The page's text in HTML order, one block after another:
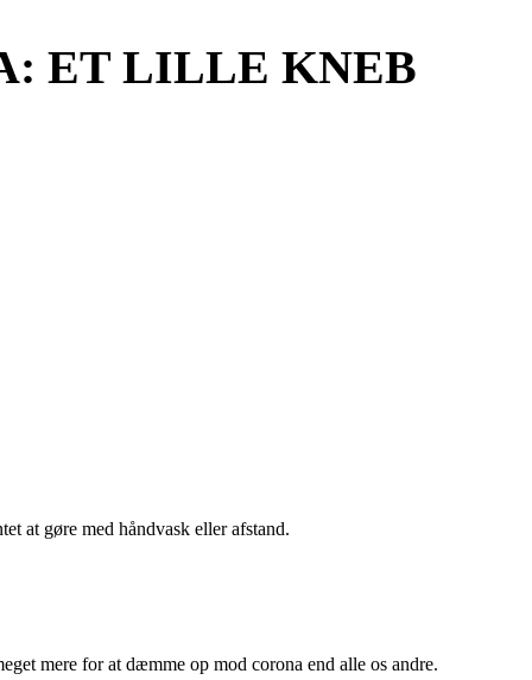
ET LILLE KNEB
at gøre med håndvask eller afstand.
mere for at dæmme op mod corona end alle os andre.